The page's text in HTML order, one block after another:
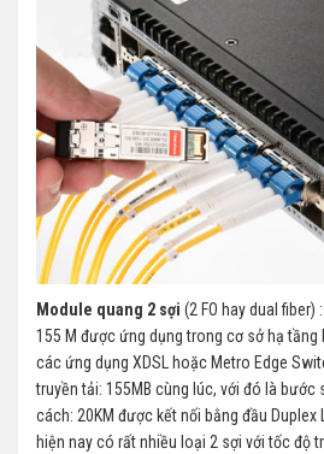
Module quang 2 sợi (2 FO hay dual fiber)
155 M được ứng dụng trong cơ sở hạ tầng
các ứng dụng XDSL hoặc Metro Edge
truyền tải: 155MB cùng lúc, với đó là bước
cách: 20KM được kết nối bằng đầu Duplex
hiện nay có rất nhiều loại 2 sợi với tốc độ